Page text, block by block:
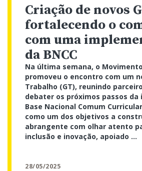
Criação de novos
fortalecendo o
com uma
da BNCC
Na última semana, o
promoveu o encontro com um
Trabalho (GT), reunindo
debater os próximos passos
Base Nacional Comum
como um dos objetivos a
abrangente com olhar atento
inclusão e inovação, apoiado ...
28/05/2025